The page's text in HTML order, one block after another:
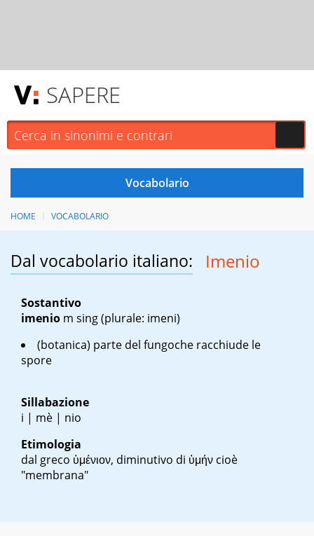
SAPERE
HOME VOCABOLARIO
Dal vocabolario italiano: Imenio
Sostantivo
imenio m sing(plurale: imeni)
(botanica) parte del fungoche racchiude le
spore
Sillabazione
i | mè | nio
Etimologia
dal greco ὑμένιον, diminutivo di ὑμήν cioè
"membrana"